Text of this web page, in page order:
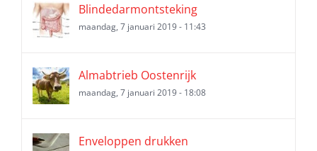
Blindedarmontsteking
maandag, 7 januari 2019 - 11:43
Almabtrieb Oostenrijk
maandag, 7 januari 2019 - 18:08
Enveloppen drukken